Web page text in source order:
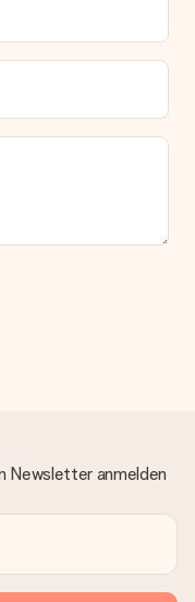
Newsletter anmelden